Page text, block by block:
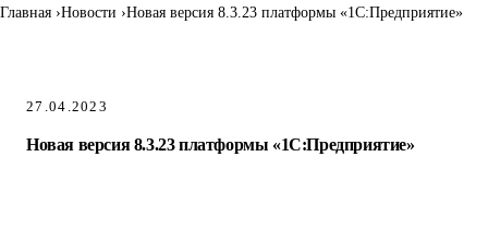
Главная Новости Новая версия 8.3.23 платформы «1С:Предприятие»
27.04.2023
Новая версия 8.3.23 платформы «1С:Предприятие»